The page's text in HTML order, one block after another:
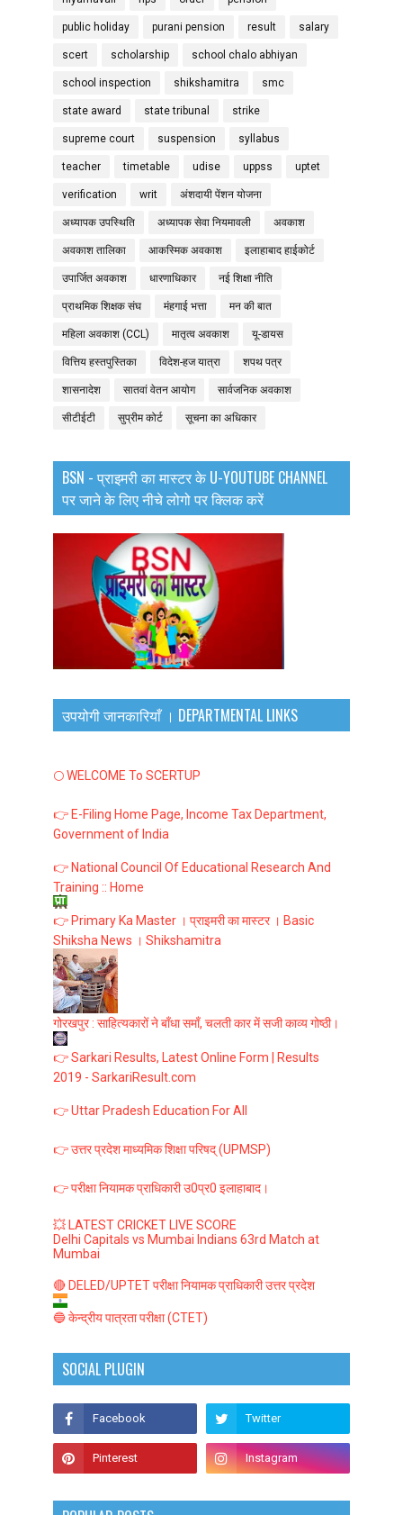
public holiday purani pension result salary
scert scholarship school chalo abhiyan
school inspection shikshamitra smc
state award state tribunal strike
supreme court suspension syllabus
teacher timetable udise uppss uptet
verification writ अंशदायी पेंशन योजना
अध्यापक उपस्थिति अध्यापक सेवा नियमावली अवकाश
अवकाश तालिका आकस्मिक अवकाश इलाहाबाद हाईकोर्ट
उपार्जित अवकाश धारणाधिकार नई शिक्षा नीति
प्राथमिक शिक्षक संघ मंहगाई भत्ता मन की बात
महिला अवकाश (CCL) मातृत्व अवकाश यू-डायस
वित्तिय हस्तपुस्तिका विदेश-हज यात्रा शपथ पत्र
शासनादेश सातवां वेतन आयोग सार्वजनिक अवकाश
सीटीईटी सुप्रीम कोर्ट सूचना का अधिकार
BSN - प्राइमरी का मास्टर के U-YOUTUBE CHANNEL
पर जाने के लिए नीचे लोगो पर क्लिक करें
उपयोगी जानकारियाँ । DEPARTMENTAL LINKS
🌕 WELCOME To SCERTUP
👉 E-Filing Home Page, Income Tax Department,
Government of India
👉 National Council Of Educational Research And
Training :: Home
👉 Primary Ka Master । प्राइमरी का मास्टर । Basic
Shiksha News । Shikshamitra
गोरखपुर : साहित्यकारों ने बाँधा समाँ, चलती कार में सजी काव्य गोष्ठी।
👉 Sarkari Results, Latest Online Form | Results
2019 - SarkariResult.com
👉 Uttar Pradesh Education For All
👉 उत्तर प्रदेश माध्यमिक शिक्षा परिषद् (UPMSP)
👉 परीक्षा नियामक प्राधिकारी उ0प्र0 इलाहाबाद।
💥 LATEST CRICKET LIVE SCORE
Delhi Capitals vs Mumbai Indians 63rd Match at
Mumbai
🔴 DELED/UPTET परीक्षा नियामक प्राधिकारी उत्तर प्रदेश
🔵 केन्द्रीय पात्रता परीक्षा (CTET)
SOCIAL PLUGIN